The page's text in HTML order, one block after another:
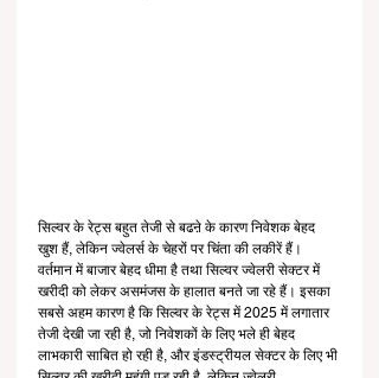
सिल्वर के रेट्स बहुत तेजी से बढऩे के कारण निवेशक बेहद
खुश हैं, लेकिन ज्वेलर्स के चेहरों पर चिंता की लकीरें हैं।
वर्तमान में बाजार बेहद धीमा है तथा सिल्वर ज्वेलरी सेक्टर में
खरीदी को लेकर असमंजस के हालात बनते जा रहे हैं। इसका
सबसे अहम कारण है कि सिल्वर के रेट्स में 2025 में लगातार
तेजी देखी जा रही है, जो निवेशकों के लिए भले ही बेहद
लाभकारी साबित हो रही है, और इंडस्ट्रीयल सेक्टर के लिए भी